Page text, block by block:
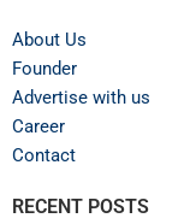
About Us
Founder
Advertise with us
Career
Contact
RECENT POSTS